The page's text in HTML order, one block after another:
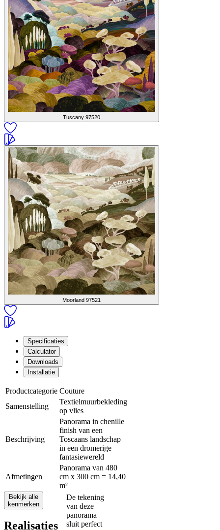
Tuscany 97520
Moorland 97521
Specificaties
Calculator
Downloads
Installatie
Productcategorie Couture
Samenstelling
Textielmuurbekleding
op vlies
Beschrijving
Panorama in chenille
finish van een
Toscaans landschap
in een dromerige
fantasiewereld
Afmetingen
Panorama van 480
cm x 300 cm = 14,40
m²
De tekening
van deze
panorama
sluit perfect
Bekijk alle
kenmerken
Realisaties